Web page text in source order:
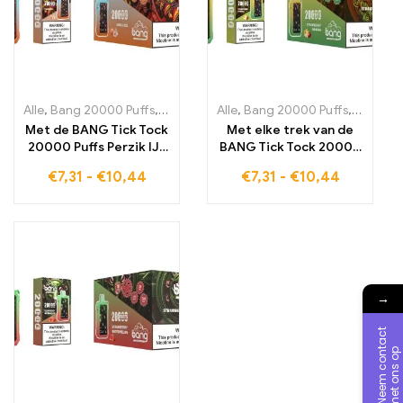
Alle, Bang 20000 Puffs, wegwerp-e-sigaretten Zweden,
Met de BANG Tick Tock
20000 Puffs Perzik IJs
verfrissende
€7,31 - €10,44
Alle, Bang 20000 Puffs,
Met elke trek van de
BANG Tick Tock 20000
ervaar je de
€7,31 - €10,44
→
N
e
e
m
c
o
nt
a
c
t
m
e
t
o
n
s
op